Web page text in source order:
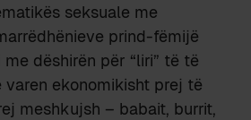
seksuale me
prind-fëmijë
dëshirën për “liri” të të
ekonomikisht prej të
meshkujsh – babait, burrit,